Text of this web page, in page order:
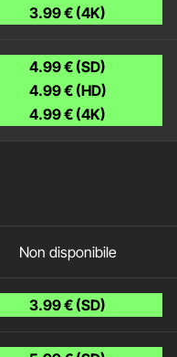
3.99 € (4K)
4.99 € (SD)
4.99 € (HD)
4.99 € (4K)
Non disponibile
3.99 € (SD)